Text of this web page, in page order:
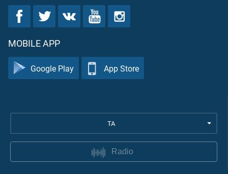
MOBILE APP
Google Play App Store
TA
Radio